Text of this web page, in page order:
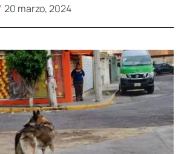
20 marzo, 2024